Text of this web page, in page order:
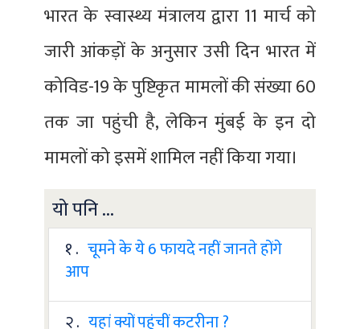
भारत के स्वास्थ्य मंत्रालय द्वारा 11 मार्च को
जारी आंकड़ों के अनुसार उसी दिन भारत में
कोविड-19 के पुष्टिकृत मामलों की संख्या 60
तक जा पहुंची है, लेकिन मुंबई के इन दो
मामलों को इसमें शामिल नहीं किया गया।
यो पनि ...
१ . चूमने के ये 6 फायदे नहीं जानते होंगे
आप
२ . यहां क्यों पहुंचीं कटरीना ?